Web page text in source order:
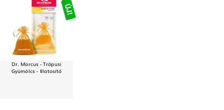
Dr. Marcus - Trópusi
Gyümölcs - Illatosító